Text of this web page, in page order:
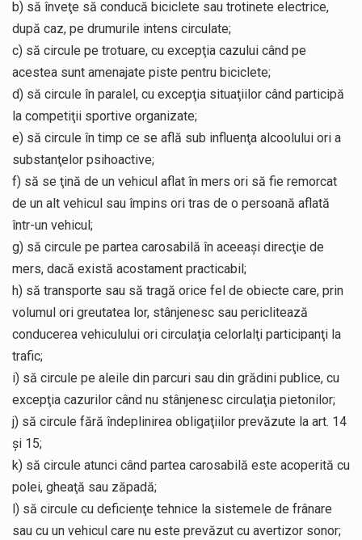
b) să înveţe să conducă biciclete sau trotinete electrice,
după caz, pe drumurile intens circulate;
c) să circule pe trotuare, cu excepţia cazului când pe
acestea sunt amenajate piste pentru biciclete;
d) să circule în paralel, cu excepţia situaţiilor când participă
la competiţii sportive organizate;
e) să circule în timp ce se află sub influenţa alcoolului ori a
substanţelor psihoactive;
f) să se ţină de un vehicul aflat în mers ori să fie remorcat
de un alt vehicul sau împins ori tras de o persoană aflată
într-un vehicul;
g) să circule pe partea carosabilă în aceeaşi direcţie de
mers, dacă există acostament practicabil;
h) să transporte sau să tragă orice fel de obiecte care, prin
volumul ori greutatea lor, stânjenesc sau periclitează
conducerea vehiculului ori circulaţia celorlalţi participanţi la
trafic;
i) să circule pe aleile din parcuri sau din grădini publice, cu
excepţia cazurilor când nu stânjenesc circulaţia pietonilor;
j) să circule fără îndeplinirea obligaţiilor prevăzute la art. 14
şi 15;
k) să circule atunci când partea carosabilă este acoperită cu
polei, gheaţă sau zăpadă;
l) să circule cu deficienţe tehnice la sistemele de frânare
sau cu un vehicul care nu este prevăzut cu avertizor sonor;